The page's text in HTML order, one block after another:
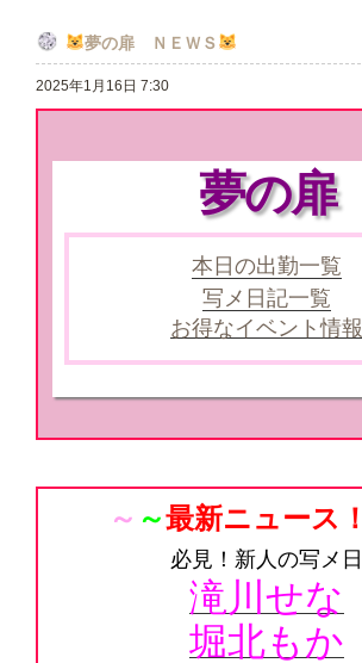
夢の扉 ＮＥＷＳ
2025年1月16日 7:30
夢の扉
本日の出勤一覧
写メ日記一覧
お得なイベント情報
～ ～最新ニュース！
必見！新人の写メ日
滝川せな
堀北もか